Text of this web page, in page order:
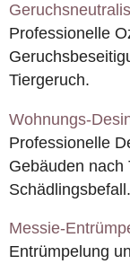
Professionelle
Tiergeruch.
Wohnungs-
Professionelle
Gebäuden nach
Schädlingsbefall.
Messie-
Entrümpelung